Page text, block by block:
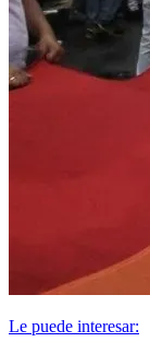
Le puede interesar: